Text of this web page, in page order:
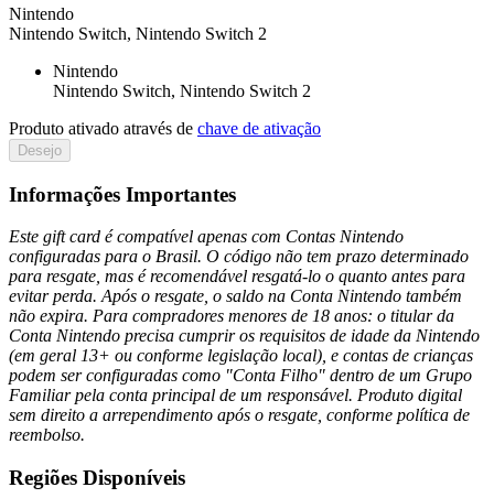
Nintendo
Nintendo Switch, Nintendo Switch 2
Nintendo
Nintendo Switch, Nintendo Switch 2
Produto ativado através de chave de ativação
Desejo
Informações Importantes
Este gift card é compatível apenas com Contas Nintendo
configuradas para o Brasil. O código não tem prazo determinado
para resgate, mas é recomendável resgatá-lo o quanto antes para
evitar perda. Após o resgate, o saldo na Conta Nintendo também
não expira. Para compradores menores de 18 anos: o titular da
Conta Nintendo precisa cumprir os requisitos de idade da Nintendo
(em geral 13+ ou conforme legislação local), e contas de crianças
podem ser configuradas como "Conta Filho" dentro de um Grupo
Familiar pela conta principal de um responsável. Produto digital
sem direito a arrependimento após o resgate, conforme política de
reembolso.
Regiões Disponíveis